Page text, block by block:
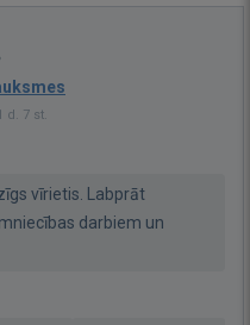
d. 7 st.
vīrietis. Labprāt
darbiem un